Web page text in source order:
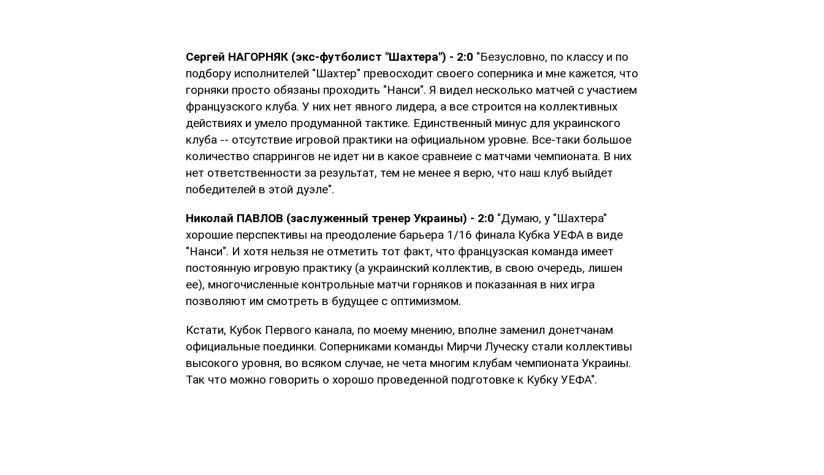
Сергей НАГОРНЯК (экс-футболист "Шахтера") - 2:0 "Безусловно, по классу и по
подбору исполнителей "Шахтер" превосходит своего соперника и мне кажется, что
горняки просто обязаны проходить "Нанси". Я видел несколько матчей с участием
французского клуба. У них нет явного лидера, а все строится на коллективных
действиях и умело продуманной тактике. Единственный минус для украинского
клуба -- отсутствие игровой практики на официальном уровне. Все-таки большое
количество спаррингов не идет ни в какое сравнеие с матчами чемпионата. В них
нет ответственности за результат, тем не менее я верю, что наш клуб выйдет
победителей в этой дуэле".
Николай ПАВЛОВ (заслуженный тренер Украины) - 2:0 "Думаю, у "Шахтера"
хорошие перспективы на преодоление барьера 1/16 финала Кубка УЕФА в виде
"Нанси". И хотя нельзя не отметить тот факт, что французская команда имеет
постоянную игровую практику (а украинский коллектив, в свою очередь, лишен
ее), многочисленные контрольные матчи горняков и показанная в них игра
позволяют им смотреть в будущее с оптимизмом.
Кстати, Кубок Первого канала, по моему мнению, вполне заменил донетчанам
официальные поединки. Соперниками команды Мирчи Луческу стали коллективы
высокого уровня, во всяком случае, не чета многим клубам чемпионата Украины.
Так что можно говорить о хорошо проведенной подготовке к Кубку УЕФА".